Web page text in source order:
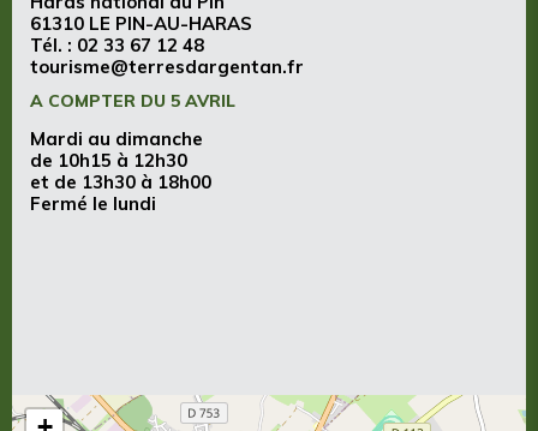
61310 LE PIN-AU-HARAS
Tél. : 02 33 67 12 48
tourisme@terresdargentan.fr
A COMPTER DU 5 AVRIL
Mardi au dimanche
de 10h15 à 12h30
et de 13h30 à 18h00
Fermé le lundi